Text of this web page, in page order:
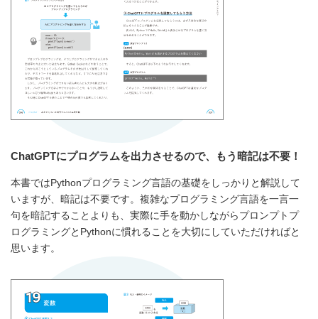
ChatGPTにプログラムを出力させるので、もう暗記は不要！
本書ではPythonプログラミング言語の基礎をしっかりと解説して
いますが、暗記は不要です。複雑なプログラミング言語を一言一
句を暗記することよりも、実際に手を動かしながらプロンプトプ
ログラミングとPythonに慣れることを大切にしていただければと
思います。